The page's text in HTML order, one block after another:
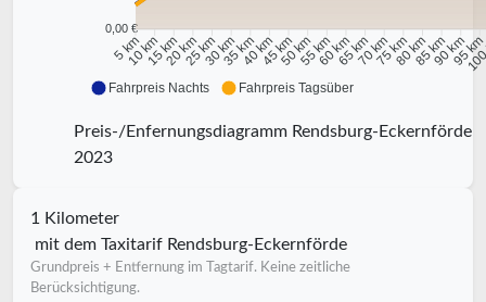
0,00 €
5 km
10 km15 km20 km25 km30 km35 km40 km45 km50 km55 km60 km65 km70 km75 km80 km85 km90 km95 km
Fahrpreis Nachts Fahrpreis Tagsüber
Preis-/Enfernungsdiagramm Rendsburg-Eckernförde
2023
1 Kilometer
mit dem Taxitarif Rendsburg-Eckernförde
Grundpreis + Entfernung im Tagtarif. Keine zeitliche
Berücksichtigung.